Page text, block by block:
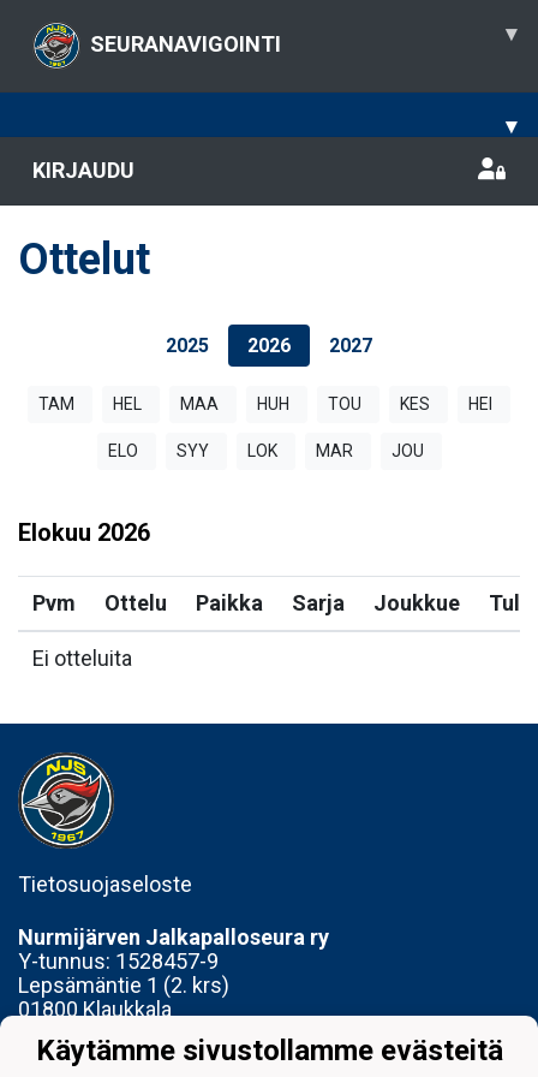
SEURANAVIGOINTI ▾
▾
KIRJAUDU
Ottelut
2025 2026 2027
TAM HEL MAA HUH TOU KES HEI
ELO SYY LOK MAR JOU
Elokuu 2026
Pvm Ottelu Paikka Sarja Joukkue
Ei otteluita
Tietosuojaseloste
Nurmijärven Jalkapalloseura ry
Y-tunnus: 1528457-9
Lepsämäntie 1 (2. krs)
01800 Klaukkala
Toimisto avoinna Ti 14-17 ja To 15-18
Käytämme sivustollamme evästeitä